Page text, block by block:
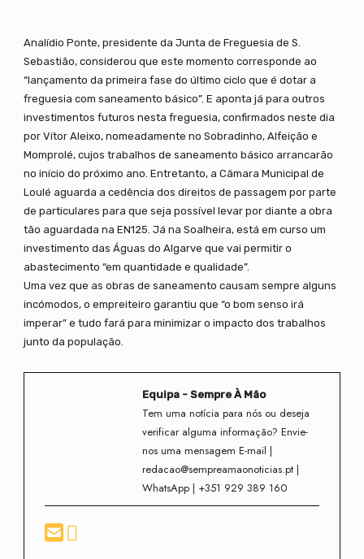
Analídio Ponte, presidente da Junta de Freguesia de S.
Sebastião, considerou que este momento corresponde ao
“lançamento da primeira fase do último ciclo que é dotar a
freguesia com saneamento básico”. E aponta já para outros
investimentos futuros nesta freguesia, confirmados neste dia
por Vítor Aleixo, nomeadamente no Sobradinho, Alfeição e
Momprolé, cujos trabalhos de saneamento básico arrancarão
no início do próximo ano. Entretanto, a Câmara Municipal de
Loulé aguarda a cedência dos direitos de passagem por parte
de particulares para que seja possível levar por diante a obra
tão aguardada na EN125. Já na Soalheira, está em curso um
investimento das Águas do Algarve que vai permitir o
abastecimento “em quantidade e qualidade”.
Uma vez que as obras de saneamento causam sempre alguns
incómodos, o empreiteiro garantiu que “o bom senso irá
imperar” e tudo fará para minimizar o impacto dos trabalhos
junto da população.
Equipa - Sempre À Mão
Tem uma notícia para nós ou deseja
verificar alguma informação? Envie-
nos uma mensagem E-mail |
redacao@sempreamaonoticias.pt |
WhatsApp | +351 929 389 160